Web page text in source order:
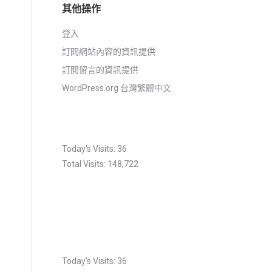
其他操作
登入
訂閱網站內容的資訊提供
訂閱留言的資訊提供
WordPress.org 台灣繁體中文
Today's Visits: 36
Total Visits: 148,722
Today's Visits: 36